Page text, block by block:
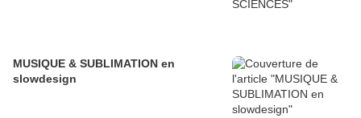
MUSIQUE & SUBLIMATION en
slowdesign